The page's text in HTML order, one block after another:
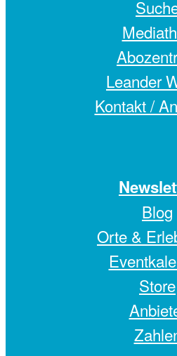
Leander
Kontakt /
Blog
Orte &
Store